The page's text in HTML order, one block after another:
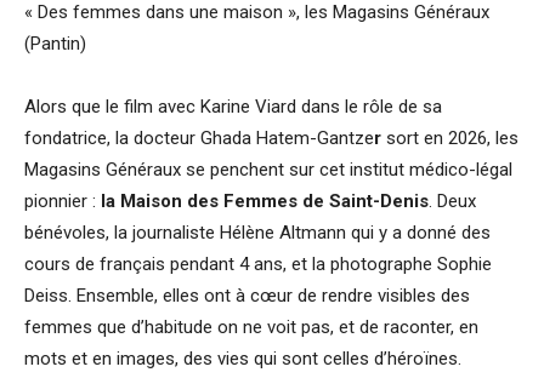
« Des femmes dans une maison », les Magasins Généraux
(Pantin)
Alors que le film avec Karine Viard dans le rôle de sa
fondatrice, la docteur Ghada Hatem-Gantzer sort en 2026, les
Magasins Généraux se penchent sur cet institut médico-légal
pionnier : la Maison des Femmes de Saint-Denis. Deux
bénévoles, la journaliste Hélène Altmann qui y a donné des
cours de français pendant 4 ans, et la photographe Sophie
Deiss. Ensemble, elles ont à cœur de rendre visibles des
femmes que d’habitude on ne voit pas, et de raconter, en
mots et en images, des vies qui sont celles d’héroïnes.